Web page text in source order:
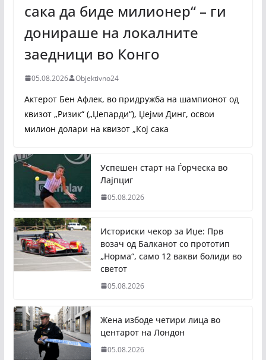
сака да биде милионер“ – ги
донираше на локалните
заедници во Конго
05.08.2026 Objektivno24
Актерот Бен Афлек, во придружба на шампионот од
квизот „Ризик“ („Џепарди“), Џејми Динг, освои
милион долари на квизот „Кој сака
Успешен старт на Ѓорческа во
Лајпциг
05.08.2026
Историски чекор за Иџе: Прв
возач од Балканот со прототип
„Норма“, само 12 вакви болиди во
светот
05.08.2026
Жена избоде четири лица во
центарот на Лондон
05.08.2026